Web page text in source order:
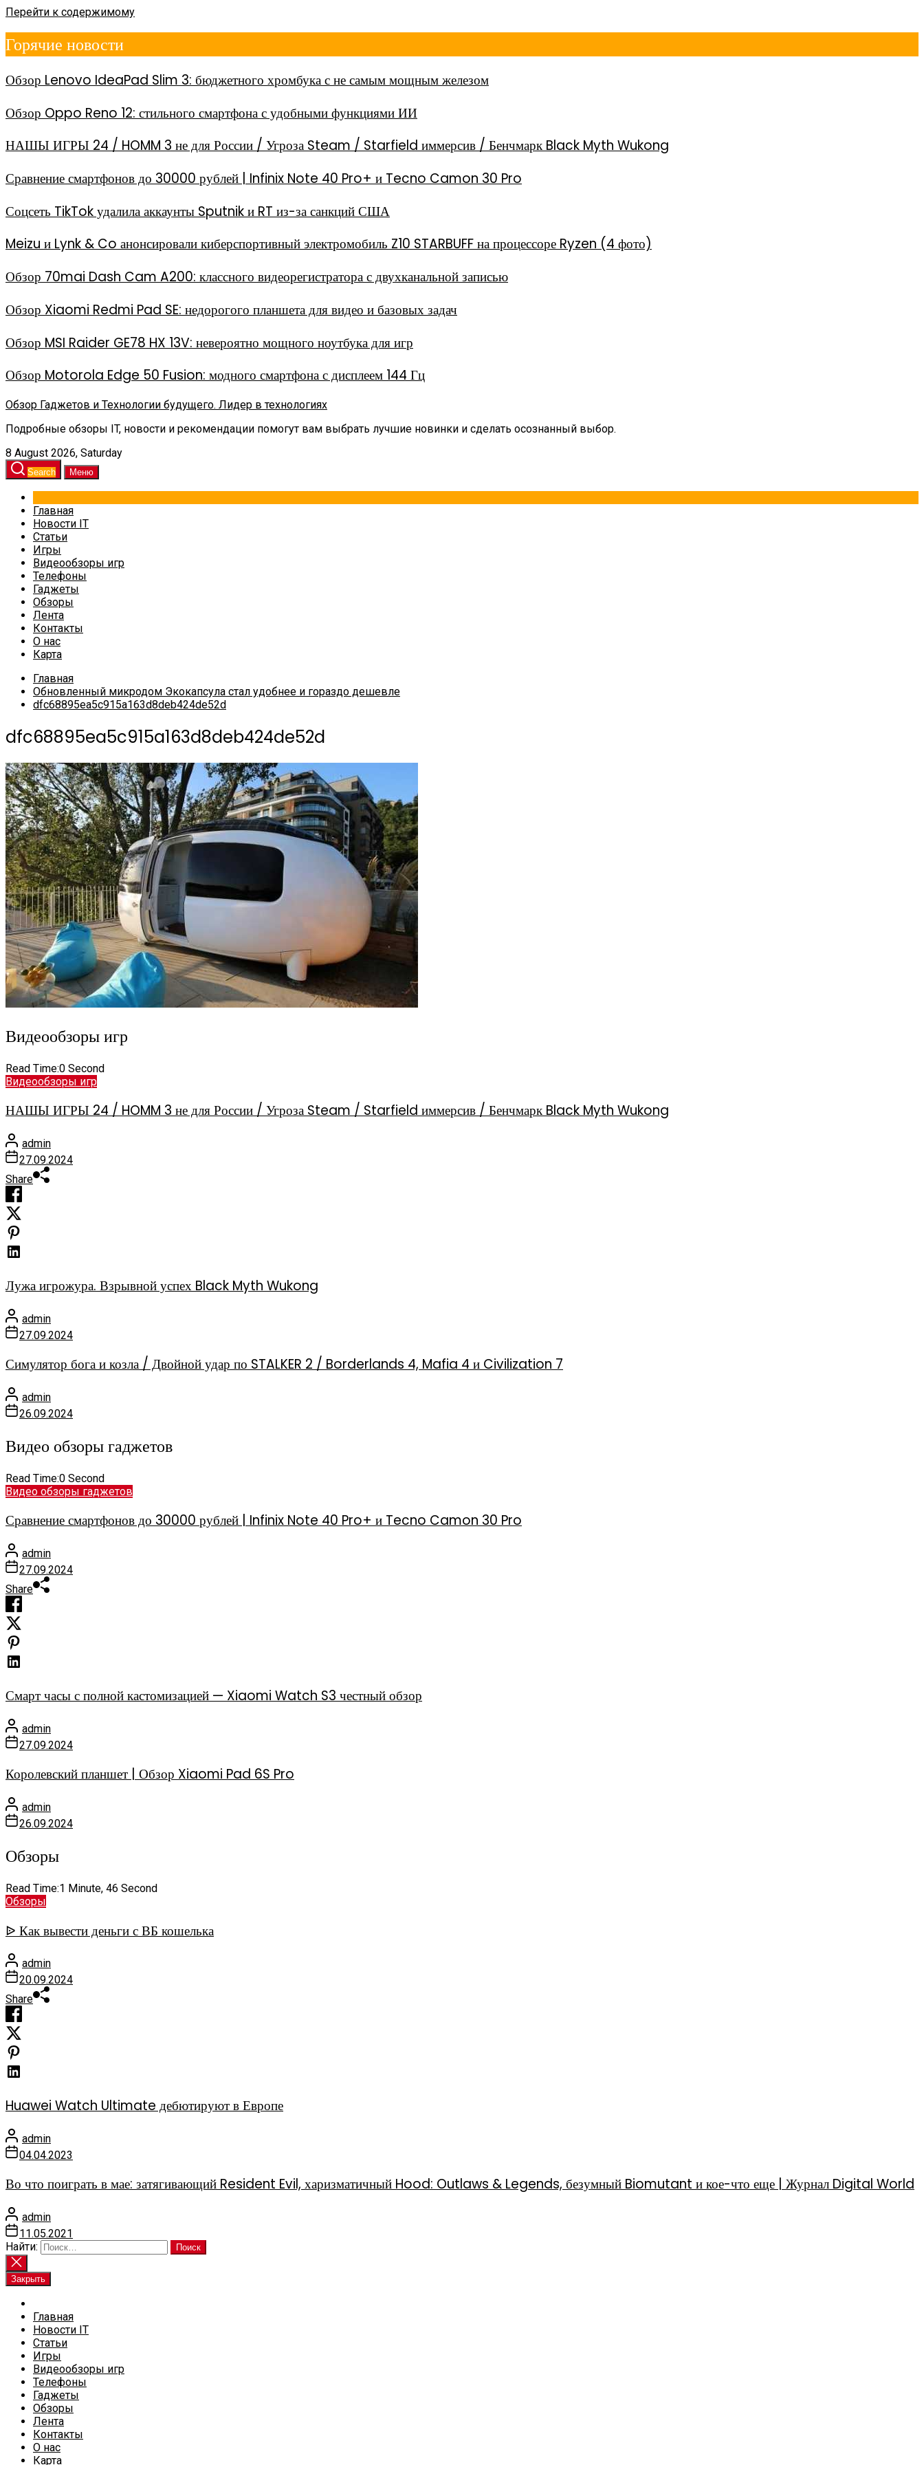
Перейти к содержимому
Горячие новости
Обзор Lenovo IdeaPad Slim 3: бюджетного хромбука с не самым мощным железом
Обзор Oppo Reno 12: стильного смартфона с удобными функциями ИИ
НАШЫ ИГРЫ 24 / HOMM 3 не для России / Угроза Steam / Starfield иммерсив / Бенчмарк Black Myth Wukong
Сравнение смартфонов до 30000 рублей | Infinix Note 40 Pro+ и Tecno Camon 30 Pro
Соцсеть TikTok удалила аккаунты Sputnik и RT из-за санкций США
Meizu и Lynk & Co анонсировали киберспортивный электромобиль Z10 STARBUFF на процессоре Ryzen (4 фото)
Обзор 70mai Dash Cam A200: классного видеорегистратора с двухканальной записью
Обзор Xiaomi Redmi Pad SE: недорогого планшета для видео и базовых задач
Обзор MSI Raider GE78 HX 13V: невероятно мощного ноутбука для игр
Обзор Motorola Edge 50 Fusion: модного смартфона с дисплеем 144 Гц
Обзор Гаджетов и Технологии будущего. Лидер в технологиях
Подробные обзоры IT, новости и рекомендации помогут вам выбрать лучшие новинки и сделать осознанный выбор.
8 August 2026, Saturday
Search Меню
Главная
Новости IT
Статьи
Игры
Видеообзоры игр
Телефоны
Гаджеты
Обзоры
Лента
Контакты
О нас
Карта
Главная
Обновленный микродом Экокапсула стал удобнее и гораздо дешевле
dfc68895ea5c915a163d8deb424de52d
dfc68895ea5c915a163d8deb424de52d
Видеообзоры игр
Read Time:0 Second
Видеообзоры игр
НАШЫ ИГРЫ 24 / HOMM 3 не для России / Угроза Steam / Starfield иммерсив / Бенчмарк Black Myth Wukong
admin
27.09.2024
Share
Лужа игрожура. Взрывной успех Black Myth Wukong
admin
27.09.2024
Симулятор бога и козла / Двойной удар по STALKER 2 / Borderlands 4, Mafia 4 и Civilization 7
admin
26.09.2024
Видео обзоры гаджетов
Read Time:0 Second
Видео обзоры гаджетов
Сравнение смартфонов до 30000 рублей | Infinix Note 40 Pro+ и Tecno Camon 30 Pro
admin
27.09.2024
Share
Смарт часы с полной кастомизацией — Xiaomi Watch S3 честный обзор
admin
27.09.2024
Королевский планшет | Обзор Xiaomi Pad 6S Pro
admin
26.09.2024
Обзоры
Read Time:1 Minute, 46 Second
Обзоры
ᐉ Как вывести деньги с ВБ кошелька
admin
20.09.2024
Share
Huawei Watch Ultimate дебютируют в Европе
admin
04.04.2023
Во что поиграть в мае: затягивающий Resident Evil, харизматичный Hood: Outlaws & Legends, безумный Biomutant и кое-что еще | Журнал Digital World
admin
11.05.2021
Найти:
Закрыть
Главная
Новости IT
Статьи
Игры
Видеообзоры игр
Телефоны
Гаджеты
Обзоры
Лента
Контакты
О нас
Карта